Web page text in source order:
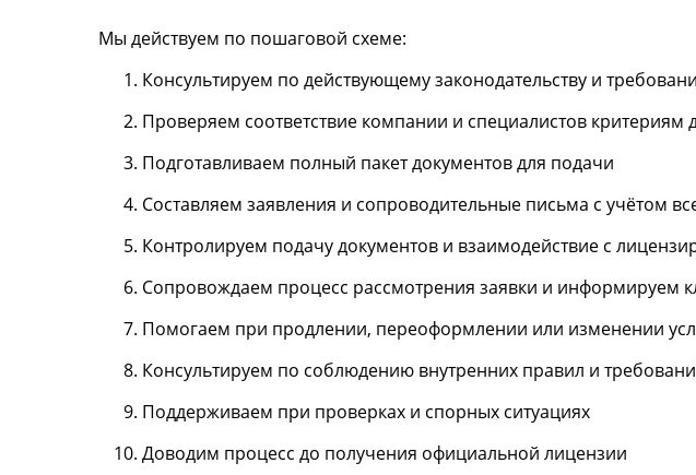
Мы действуем по пошаговой схеме:
Консультируем по действующему законодательству и
Проверяем соответствие компании и специалистов критериям
Подготавливаем полный пакет документов для подачи
Составляем заявления и сопроводительные письма с учётом
Контролируем подачу документов и взаимодействие с
Сопровождаем процесс рассмотрения заявки и информируем
Помогаем при продлении, переоформлении или изменении
Консультируем по соблюдению внутренних правил и
Поддерживаем при проверках и спорных ситуациях
Доводим процесс до получения официальной лицензии